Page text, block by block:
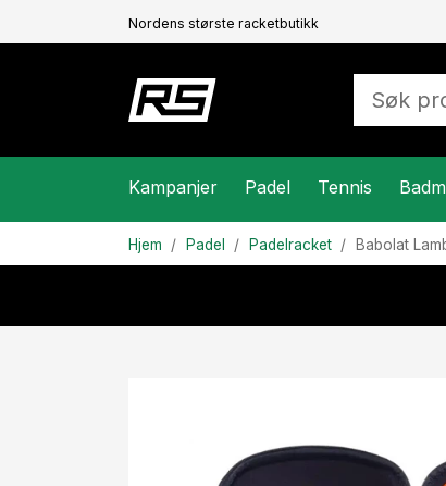
Nordens største racketbutikk
Kampanjer Padel Tennis
Hjem Padel Padelracket Babolat